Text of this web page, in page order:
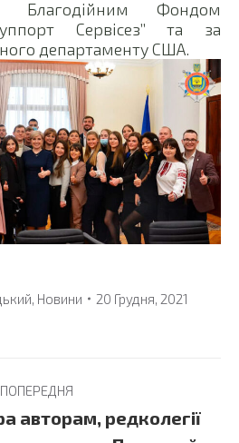
Фондом
Сервісез” та за
департаменту США.
, Новини 20 Грудня, 2021
ПОПЕРЕДНЯ
авторам, редколегії